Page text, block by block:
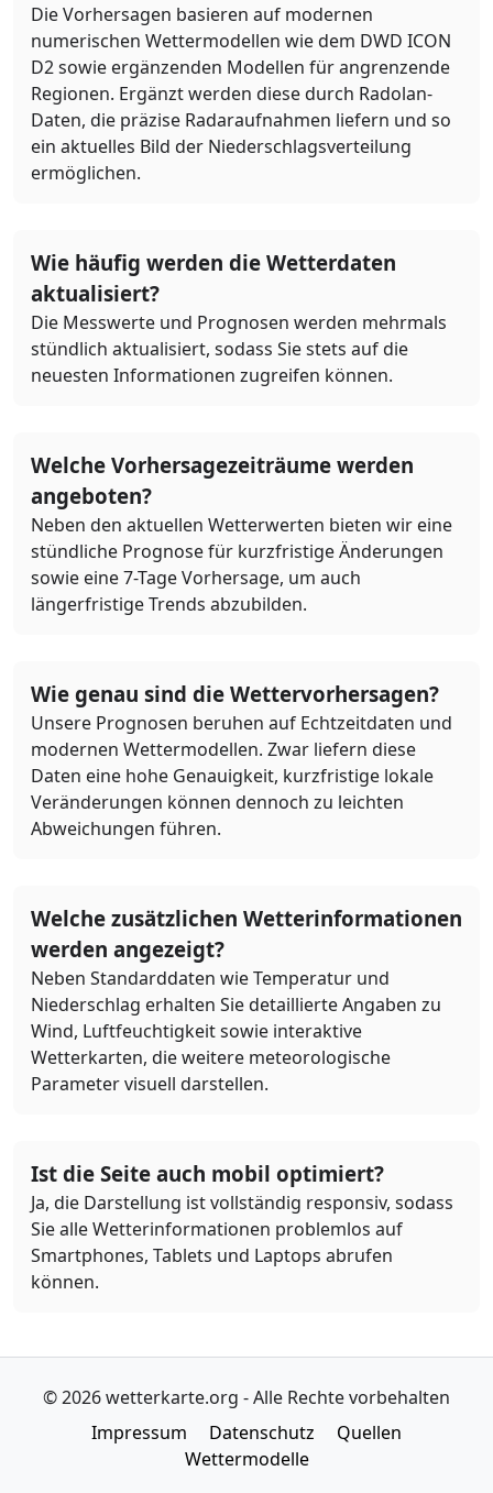
Die Vorhersagen basieren auf modernen
numerischen Wettermodellen wie dem DWD ICON
D2 sowie ergänzenden Modellen für angrenzende
Regionen. Ergänzt werden diese durch Radolan-
Daten, die präzise Radaraufnahmen liefern und so
ein aktuelles Bild der Niederschlagsverteilung
ermöglichen.
Wie häufig werden die Wetterdaten
aktualisiert?
Die Messwerte und Prognosen werden mehrmals
stündlich aktualisiert, sodass Sie stets auf die
neuesten Informationen zugreifen können.
Welche Vorhersagezeiträume werden
angeboten?
Neben den aktuellen Wetterwerten bieten wir eine
stündliche Prognose für kurzfristige Änderungen
sowie eine 7-Tage Vorhersage, um auch
längerfristige Trends abzubilden.
Wie genau sind die Wettervorhersagen?
Unsere Prognosen beruhen auf Echtzeitdaten und
modernen Wettermodellen. Zwar liefern diese
Daten eine hohe Genauigkeit, kurzfristige lokale
Veränderungen können dennoch zu leichten
Abweichungen führen.
Welche zusätzlichen Wetterinformationen
werden angezeigt?
Neben Standarddaten wie Temperatur und
Niederschlag erhalten Sie detaillierte Angaben zu
Wind, Luftfeuchtigkeit sowie interaktive
Wetterkarten, die weitere meteorologische
Parameter visuell darstellen.
Ist die Seite auch mobil optimiert?
Ja, die Darstellung ist vollständig responsiv, sodass
Sie alle Wetterinformationen problemlos auf
Smartphones, Tablets und Laptops abrufen
können.
© 2026 wetterkarte.org - Alle Rechte vorbehalten
Impressum
Datenschutz
Quellen
Wettermodelle